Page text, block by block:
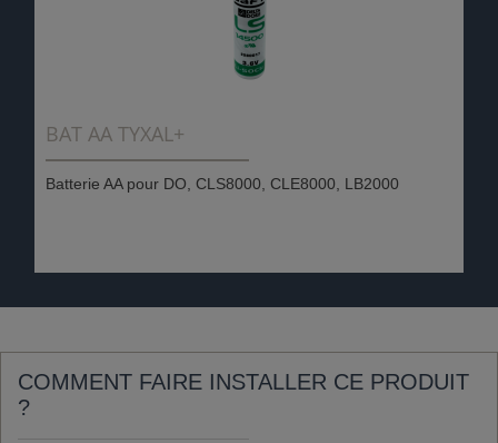
BAT AA TYXAL+
Batterie AA pour DO, CLS8000, CLE8000, LB2000
COMMENT FAIRE INSTALLER CE PRODUIT
?